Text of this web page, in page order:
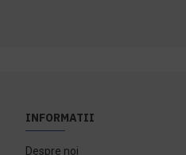
INFORMATII
Despre noi